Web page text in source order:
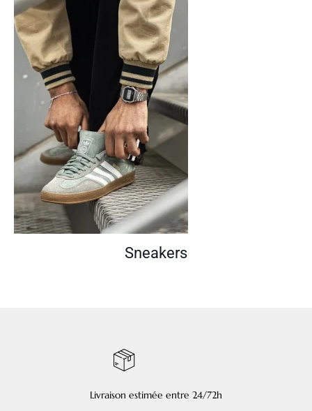
Sneakers
Livraison estimée entre 24/72h